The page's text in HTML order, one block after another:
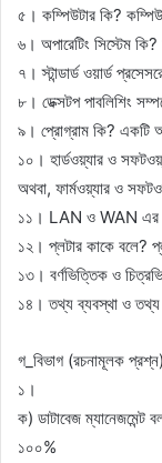
৫। কম্পিউটার কি?
৬। অপারেটিং সিস্টেম
৭। স্টান্ডার্ড ওয়ার্ড
৮। ডেক্সটপ পাবলিশিং
৯। প্রোগ্রাম কি? একটি
১০। হার্ডওয়্যার ও
অথবা, ফার্মওয়্যার ও
১১। LAN ও WAN এর
১২। প্লটার কাকে বলে?
১৩। বর্ণভিত্তিক ও
১৪। তথ্য ব্যবস্থা ও
গ_বিভাগ (রচনামূলক প্রশ্ন)
১।
ক) ডাটাবেজ ম্যানেজমেন্ট
১০০%